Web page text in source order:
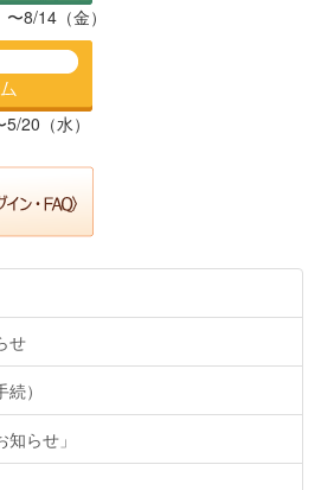
8/14（金）
20（水）
せ
）
らせ」